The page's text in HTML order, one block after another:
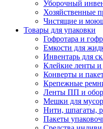
Уборочный
Хозяйственные
Чистящие и
Товары для упаковки
Гофротара и
Емкости для
Инвентарь для
Клейкие ленты
Конверты и
Крепежные
Ленты ПП и
Мешки для
Нити, шпагаты,
Пакеты